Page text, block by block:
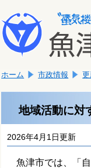
文
へ
移
ま
す。
こ
か
文
ホーム 市政情報
地域活動に対
2026年4月1日更新
魚津市では、「自